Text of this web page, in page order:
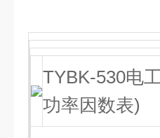
TYBK-530电
功率因数表)